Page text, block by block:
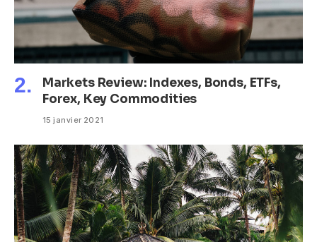
Markets Review: Indexes, Bonds, ETFs,
Forex, Key Commodities
15 janvier 2021